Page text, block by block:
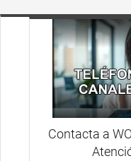
Contacta a